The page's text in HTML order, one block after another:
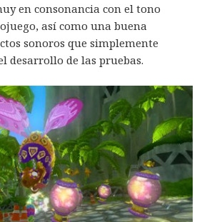
en consonancia con el tono
así como una buena
sonoros que simplemente
desarrollo de las pruebas.